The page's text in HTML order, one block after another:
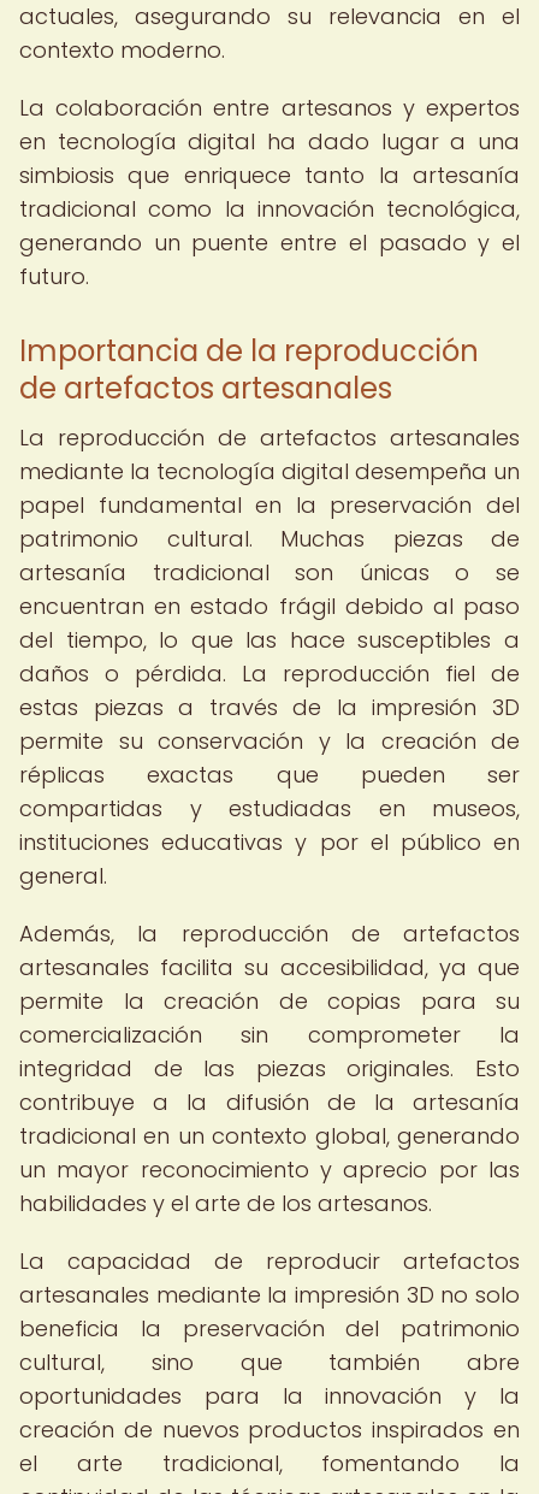
actuales, asegurando su relevancia en el
contexto moderno.
La colaboración entre artesanos y expertos
en tecnología digital ha dado lugar a una
simbiosis que enriquece tanto la artesanía
tradicional como la innovación tecnológica,
generando un puente entre el pasado y el
futuro.
Importancia de la reproducción
de artefactos artesanales
La reproducción de artefactos artesanales
mediante la tecnología digital desempeña un
papel fundamental en la preservación del
patrimonio cultural. Muchas piezas de
artesanía tradicional son únicas o se
encuentran en estado frágil debido al paso
del tiempo, lo que las hace susceptibles a
daños o pérdida. La reproducción fiel de
estas piezas a través de la impresión 3D
permite su conservación y la creación de
réplicas exactas que pueden ser
compartidas y estudiadas en museos,
instituciones educativas y por el público en
general.
Además, la reproducción de artefactos
artesanales facilita su accesibilidad, ya que
permite la creación de copias para su
comercialización sin comprometer la
integridad de las piezas originales. Esto
contribuye a la difusión de la artesanía
tradicional en un contexto global, generando
un mayor reconocimiento y aprecio por las
habilidades y el arte de los artesanos.
La capacidad de reproducir artefactos
artesanales mediante la impresión 3D no solo
beneficia la preservación del patrimonio
cultural, sino que también abre
oportunidades para la innovación y la
creación de nuevos productos inspirados en
el arte tradicional, fomentando la